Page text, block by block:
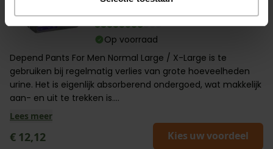
Op voorraad
Depend Pants For Men Normal Large / X-Large is te
gebruiken bij regelmatig verlies van grote hoeveelheden
urine. Het is eigenlijk absorberend ondergoed, wat makkelijk
aan- en uit te trekken is....
Lees meer
€ 12,12 Kies uw voordeel